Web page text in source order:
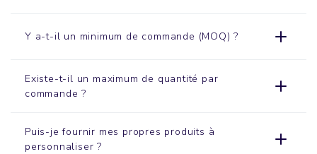
Y a-t-il un minimum de commande (MOQ) ?
Existe-t-il un maximum de quantité par
commande ?
Puis-je fournir mes propres produits à
personnaliser ?